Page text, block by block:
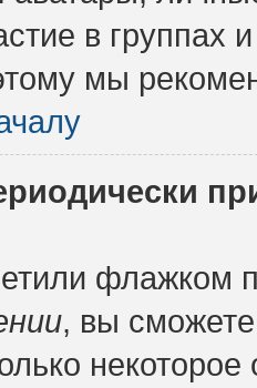
в группах
мы
флажком
, вы